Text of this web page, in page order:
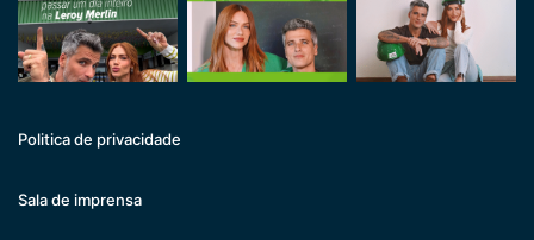
Politica de privacidade
Sala de imprensa